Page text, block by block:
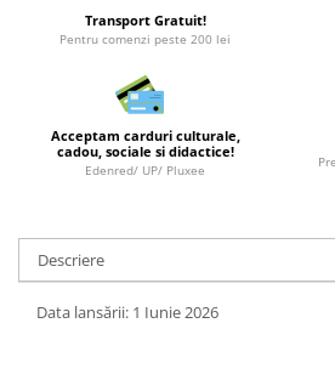
Cani/Pahare
Plusuri si papusi
Decoratiuni
Studio Ghibli/My Neighbor
Totoro/Kiki etc
Transport Gratuit!
Pentru comenzi peste 200 lei
Acceptam carduri culturale,
cadou, sociale si didactice!
Edenred/ UP/ Pluxee
Descriere
Data lansării: 1 Iunie 2026